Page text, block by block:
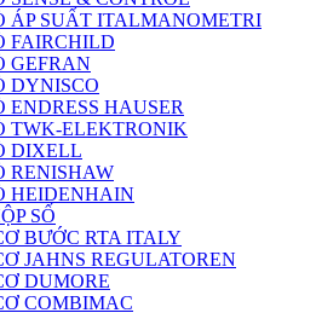
ÁP SUẤT ITALMANOMETRI
FAIRCHILD
GEFRAN
DYNISCO
HAUSER
TWK-ELEKTRONIK
DIXELL
RENISHAW
HEIDENHAIN
SỐ
BƯỚC RTA ITALY
JAHNS REGULATOREN
DUMORE
COMBIMAC